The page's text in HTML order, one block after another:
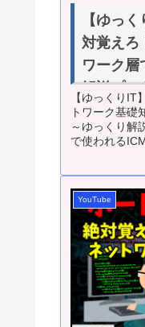
【ゆっ
対覚えろ
ワーク層
解説プロ
【ゆっくりIT
トワーク基礎
～ゆっくり解
で使われる
YouTube